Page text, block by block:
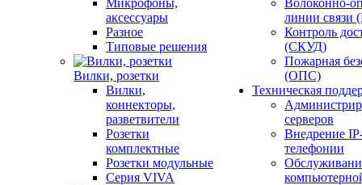
Микрофоны,
аксессуары
Разное
Типовые решения
Вилки, розетки
Вилки,
коннекторы,
разветвители
Розетки
комплектные
Розетки модульные
Серия VIVA
Волоконно-
линии
Контроль
(СКУД)
Пожарная
(ОПС)
Техническая
серверов
Внедрение
телефонии